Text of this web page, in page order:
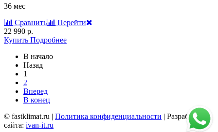
36 мес
Сравнить
Перейти
22 990 р.
Купить Подробнее
В начало
Назад
1
2
Вперед
В конец
© fastklimat.ru | Политика конфиденциальности | Разработчик
сайта: ivan-it.ru